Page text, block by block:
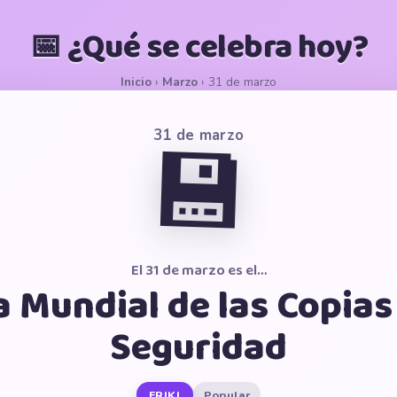
📅 ¿Qué se celebra hoy?
Inicio › Marzo › 31 de marzo
31 de marzo
💾
El 31 de marzo es el…
Mundial de las
Seguridad